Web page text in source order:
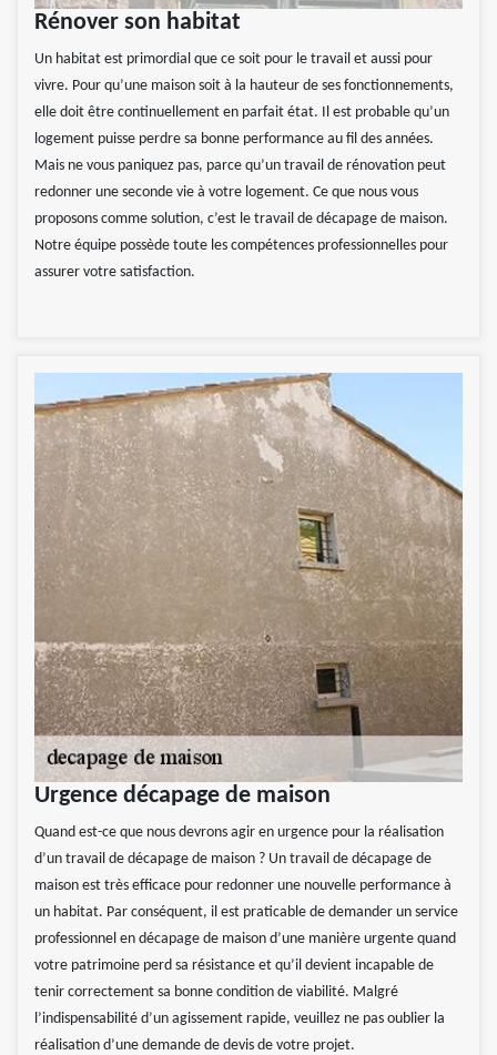
Rénover son habitat
Un habitat est primordial que ce soit pour le travail et aussi pour
vivre. Pour qu’une maison soit à la hauteur de ses fonctionnements,
elle doit être continuellement en parfait état. Il est probable qu’un
logement puisse perdre sa bonne performance au fil des années.
Mais ne vous paniquez pas, parce qu’un travail de rénovation peut
redonner une seconde vie à votre logement. Ce que nous vous
proposons comme solution, c’est le travail de décapage de maison.
Notre équipe possède toute les compétences professionnelles pour
assurer votre satisfaction.
Urgence décapage de maison
Quand est-ce que nous devrons agir en urgence pour la réalisation
d’un travail de décapage de maison ? Un travail de décapage de
maison est très efficace pour redonner une nouvelle performance à
un habitat. Par conséquent, il est praticable de demander un service
professionnel en décapage de maison d’une manière urgente quand
votre patrimoine perd sa résistance et qu’il devient incapable de
tenir correctement sa bonne condition de viabilité. Malgré
l’indispensabilité d’un agissement rapide, veuillez ne pas oublier la
réalisation d’une demande de devis de votre projet.